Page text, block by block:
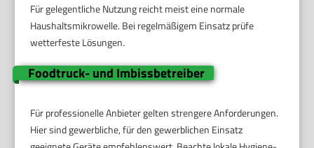
Für gelegentliche Nutzung reicht meist eine normale
Haushaltsmikrowelle. Bei regelmäßigem Einsatz prüfe
wetterfeste Lösungen.
Foodtruck- und Imbissbetreiber
Für professionelle Anbieter gelten strengere Anforderungen.
Hier sind gewerbliche, für den gewerblichen Einsatz